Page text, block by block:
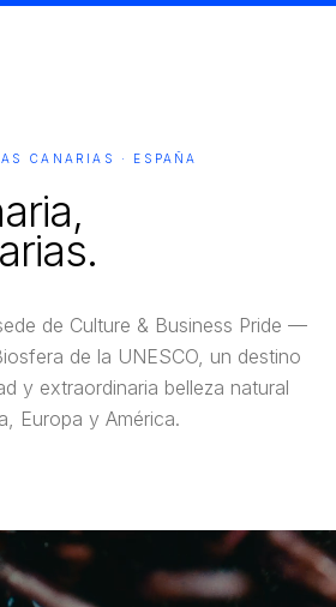
CANARIAS · ESPAÑA
de Culture & Business Pride —
de la UNESCO, un destino
y extraordinaria belleza natural
Europa y América.